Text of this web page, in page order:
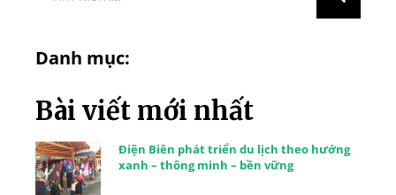
Danh mục:
Bài viết mới nhất
Điện Biên phát triển du lịch theo hướng
xanh – thông minh – bền vững